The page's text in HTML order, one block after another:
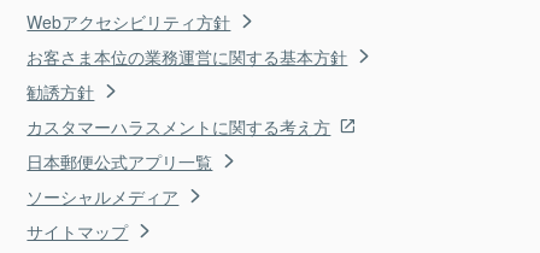
Webアクセシビリティ方針
お客さま本位の業務運営に関する基本方針
勧誘方針
カスタマーハラスメントに関する考え方
日本郵便公式アプリ一覧
ソーシャルメディア
サイトマップ